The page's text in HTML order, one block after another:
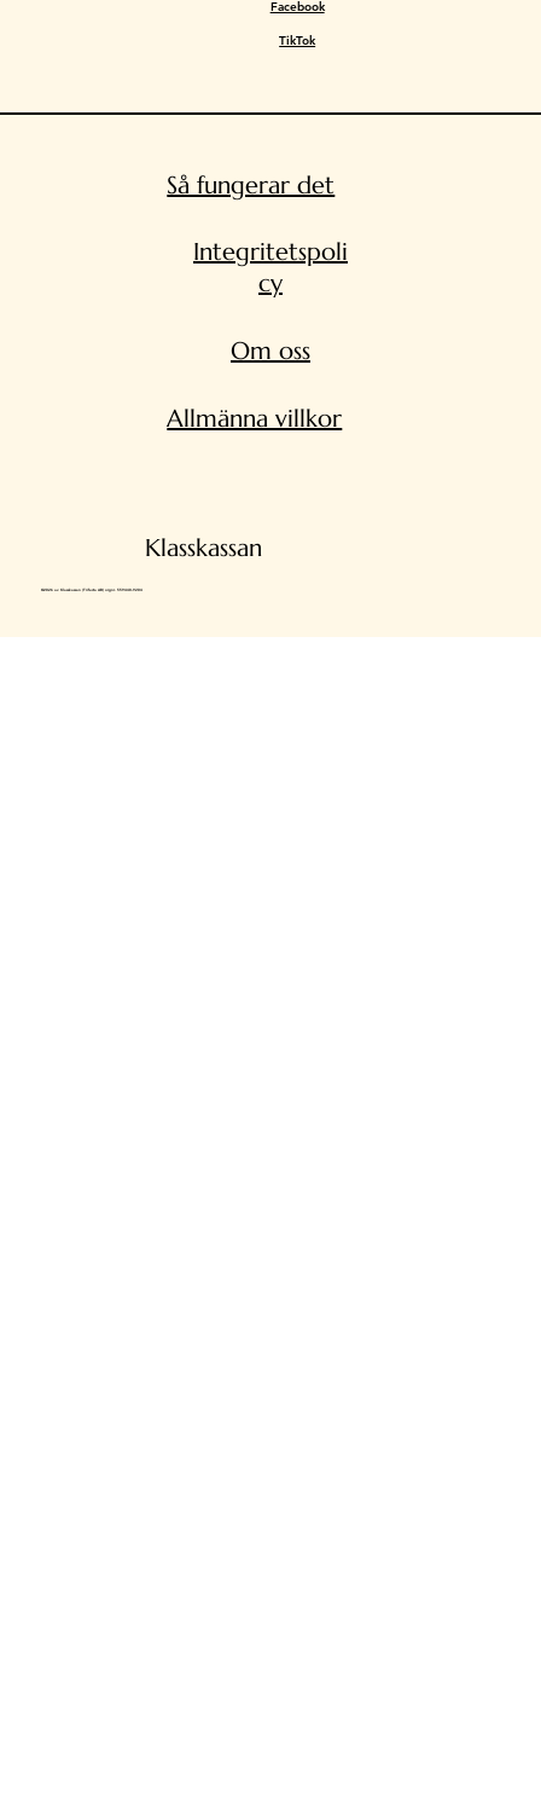
Klasskassan
©2026 av Klasskassan (Trifecta AB) orgnr. 559448-9204
Facebook
TikTok
Så fungerar det
Integritetspoli
cy
Om oss
Allmänna villkor